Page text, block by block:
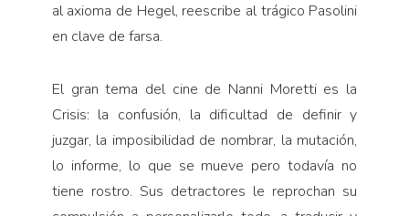
al axioma de Hegel, reescribe al trágico Pasolini
en clave de farsa.
El gran tema del cine de Nanni Moretti es la
Crisis: la confusión, la dificultad de definir y
juzgar, la imposibilidad de nombrar, la mutación,
lo informe, lo que se mueve pero todavía no
tiene rostro. Sus detractores le reprochan su